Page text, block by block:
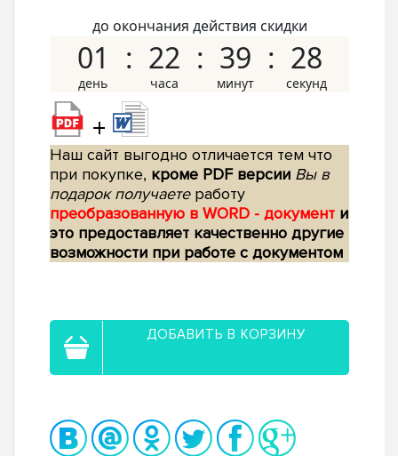
до окончания действия скидки
01 22 39 27
+
Наш сайт выгодно отличается тем что
при покупке, кроме PDF версии Вы в
подарок получаетеработу
преобразованную в WORD - документ и
это предоставляет качественно другие
возможности при работе с документом
ДОБАВИТЬ В КОРЗИНУ